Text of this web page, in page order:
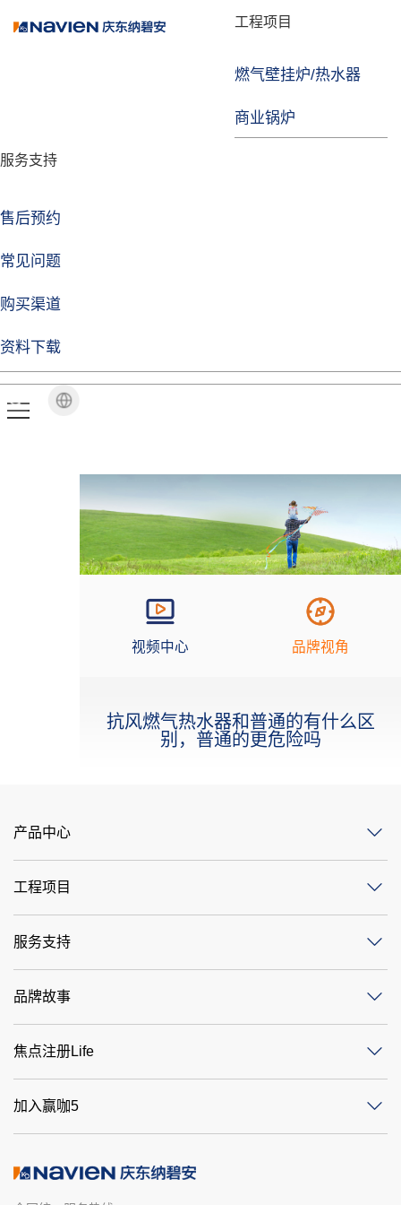
工程项目
燃气壁挂炉/热水器
商业锅炉
服务支持
售后预约
常见问题
购买渠道
资料下载
品牌故事
技术实力
企业动态
焦点注册Life
品牌视角
视频中心 品牌视角
抗风燃气热水器和普通的有什么区
别，普通的更危险吗
产品中心
工程项目
服务支持
品牌故事
焦点注册Life
加入赢咖5